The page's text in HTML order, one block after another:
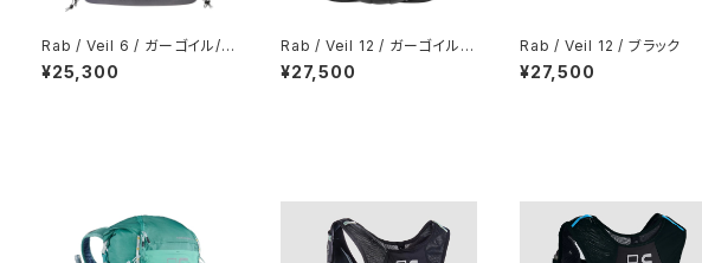
Rab / Veil 6 / ガーゴイル/グ
ラフェン
¥25,300
Rab / Veil 12 / ガーゴイル/
グラフェン
¥27,500
Rab / Veil 12 / ブラック
¥27,500